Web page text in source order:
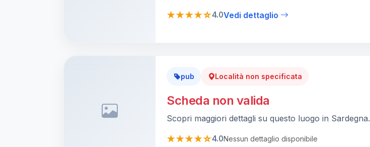
★★★★☆4.0Vedi dettaglio
pub Località non specificata
Scheda non valida
Scopri maggiori dettagli su questo luogo in Sardegna.
★★★★☆4.0Nessun dettaglio disponibile